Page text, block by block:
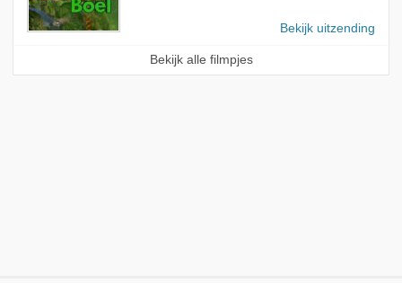
Bekijk uitzending
Bekijk alle filmpjes